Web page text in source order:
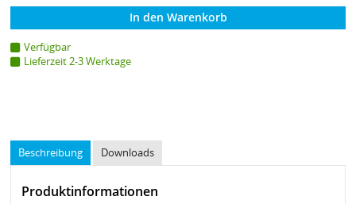
In den Warenkorb
Verfügbar
Lieferzeit 2-3 Werktage
Beschreibung Downloads
Produktinformationen